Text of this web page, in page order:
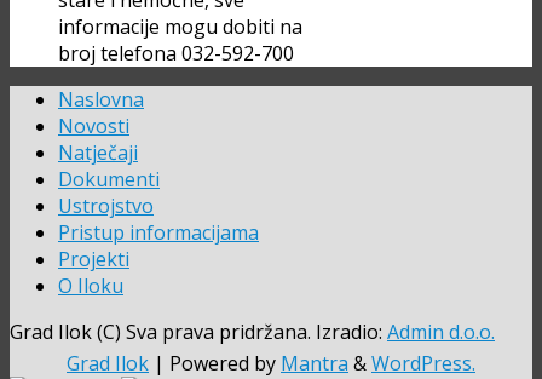
informacije mogu dobiti na
broj telefona 032-592-700
Naslovna
Novosti
Natječaji
Dokumenti
Ustrojstvo
Pristup informacijama
Projekti
O Iloku
Grad Ilok (C) Sva prava pridržana. Izradio: Admin d.o.o.
Grad Ilok | Powered by Mantra &WordPress.